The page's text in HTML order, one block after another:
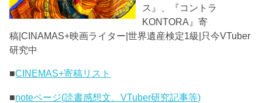
ス』、『コントラ
KONTORA』寄
稿|CINAMAS+映画ライター|世界遺産検定1級|只今VTuber
研究中
■CINEMAS+寄稿リスト
■noteページ(読書感想文、VTuber研究記事等)